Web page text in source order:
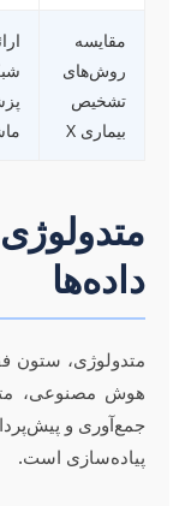
مقایسه
روش‌های
تشخیص
بیماری X
داده‌ها
متدولوژی، ستون
هوش مصنوعی،
جمع‌آوری و
پیاده‌سازی است.